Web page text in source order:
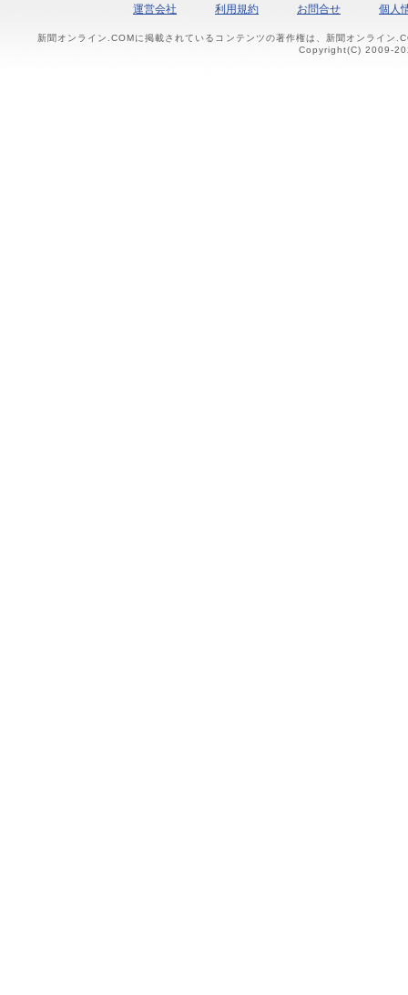
運営会社 利用規約 お問合せ 個人
新聞オンライン.COMに掲載されているコンテンツの著作権は、新聞オンライン
Copyright(C) 2009-